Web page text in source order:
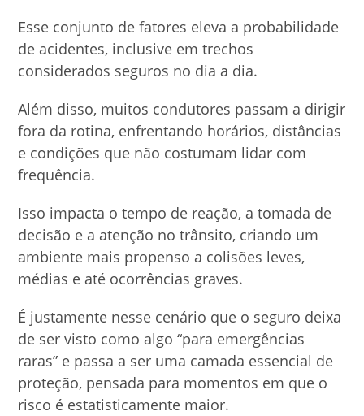
Esse conjunto de fatores eleva a probabilidade
de acidentes, inclusive em trechos
considerados seguros no dia a dia.
Além disso, muitos condutores passam a dirigir
fora da rotina, enfrentando horários, distâncias
e condições que não costumam lidar com
frequência.
Isso impacta o tempo de reação, a tomada de
decisão e a atenção no trânsito, criando um
ambiente mais propenso a colisões leves,
médias e até ocorrências graves.
É justamente nesse cenário que o seguro deixa
de ser visto como algo “para emergências
raras” e passa a ser uma camada essencial de
proteção, pensada para momentos em que o
risco é estatisticamente maior.